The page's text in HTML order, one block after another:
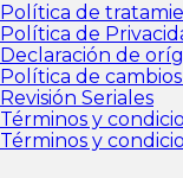
Política de
Política de
Declaración de
Política de
Revisión Seriales
Términos y
Términos y